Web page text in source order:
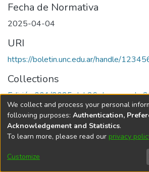
Fecha de Normativa
2025-04-04
URI
https://boletin.unc.edu.ar/handle/
Collections
Edición 001/2025 del 26 de mayo de
Universidad Nacional
We collect and process your personal
following purposes: Authentication,
Acknowledgement and Statistics.
To learn more, please read our privacy
Customize